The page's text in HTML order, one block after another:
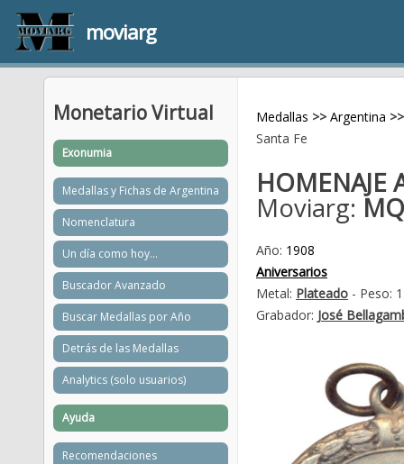
moviarg
Medallas >> Argentina >>
Santa Fe
HOMENAJE
Moviarg:
Año: 1908
Aniversarios
Metal: Plateado - Peso:
Grabador: José
Monetario Virtual
Exonumia
Medallas y Fichas de Argentina
Nomenclatura
Un día como hoy...
Buscador Avanzado
Buscar Medallas por Año
Detrás de las Medallas
Analytics (solo usuarios)
Ayuda
Recomendaciones